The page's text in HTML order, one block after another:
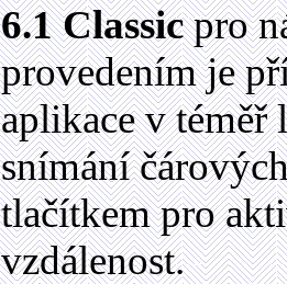
6.1 Classicpro
provedením je
aplikace v
snímání
tlačítkem pro
vzdálenost.